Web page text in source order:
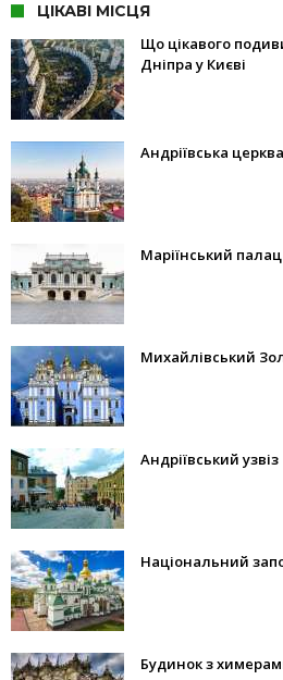
ЦІКАВІ МІСЦЯ
Що цікавого
Дніпра у Києві
Андріївська церква
Маріїнський палац
Михайлівський
Андріївський узвіз
Національний
Будинок з